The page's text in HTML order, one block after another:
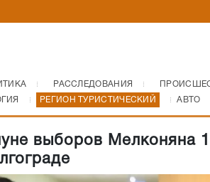
РАССЛЕДОВАНИЯ
РЕГИОН ТУРИСТИЧЕСКИЙ АВТО
выборов Мелконяна